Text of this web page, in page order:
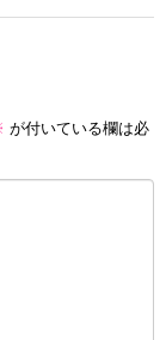
が付いている欄は必